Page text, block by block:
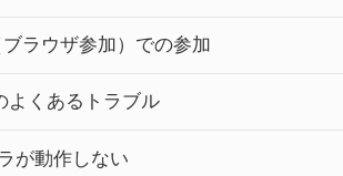
ブラウザ参加）での参加
よくあるトラブル
が動作しない